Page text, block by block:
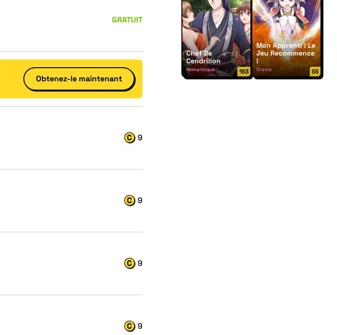
GRATUIT
Obtenez-le maintenant
9
9
9
9
Chef De
Cendrillon
Romantique 163
Mon Apprenti : Le
Jeu Recommence
!
Drame 55